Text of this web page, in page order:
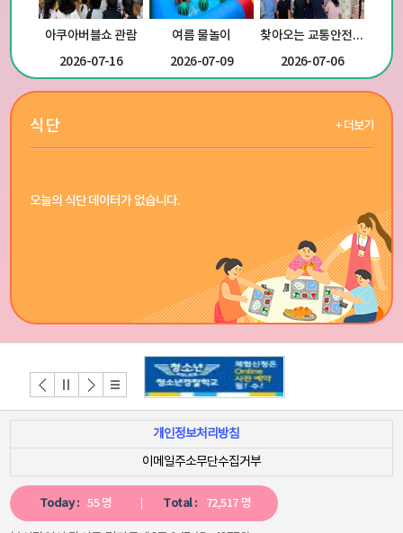
아쿠아버블쇼 관람
2026-07-16
여름 물놀이
2026-07-09
찾아오는 교통안전교육
2026-07-06
식단
오늘의 식단 데이터가 없습니다.
개인정보처리방침
이메일주소무단수집거부
Today : 55 명 Total : 72,517 명